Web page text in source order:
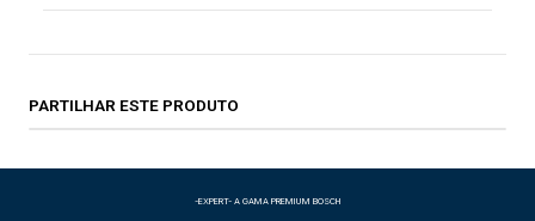
PARTILHAR ESTE PRODUTO
-EXPERT- A GAMA PREMIUM BOSCH